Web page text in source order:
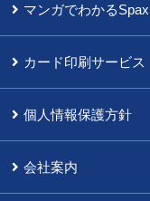
マンガでわかるSpax
カード印刷サービス
個人情報保護方針
会社案内